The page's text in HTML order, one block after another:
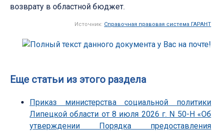
возврату в областной бюджет.
Источник: Справочная правовая система ГАРАНТ
Еще статьи из этого раздела
Приказ министерства социальной политики
Липецкой области от 8 июля 2026 г. N 50-Н «Об
утверждении Порядка предоставления